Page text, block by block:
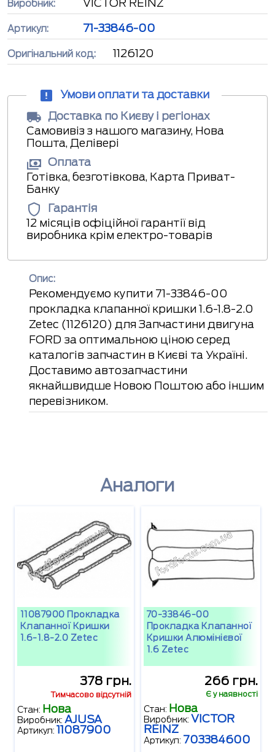
Виробник: VICTOR REINZ
Артикул: 71-33846-00
Оригінальний код: 1126120
Умови оплати та доставки
Доставка по Києву і регіонах
Самовивіз з нашого магазину, Нова
Пошта, Делівері
Оплата
Готівка, безготівкова, Карта Приват-
Банку
Гарантія
12 місяців офіційної гарантії від
виробника крім електро-товарів
Опис:
Рекомендуємо купити 71-33846-00
прокладка клапанної кришки 1.6-1.8-2.0
Zetec (1126120) для Запчастини двигуна
FORD за оптимальною ціною серед
каталогів запчастин в Києві та Україні.
Доставимо автозапчастини
якнайшвидше Новою Поштою або іншим
перевізником.
Аналоги
11087900 Прокладка
Клапанної Кришки
1.6-1.8-2.0 Zetec
378 грн.
Тимчасово відсутній
Стан: Нова
Виробник: AJUSA
Артикул: 11087900
70-33846-00
Прокладка Клапанної
Кришки Алюмінієвої
1.6 Zetec
266 грн.
Є у наявності
Стан: Нова
Виробник: VICTOR
REINZ
Артикул: 703384600